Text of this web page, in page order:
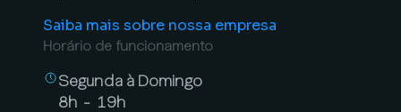
Saiba mais sobre nossa empresa
Horário de funcionamento
Segunda à Domingo
8h - 19h